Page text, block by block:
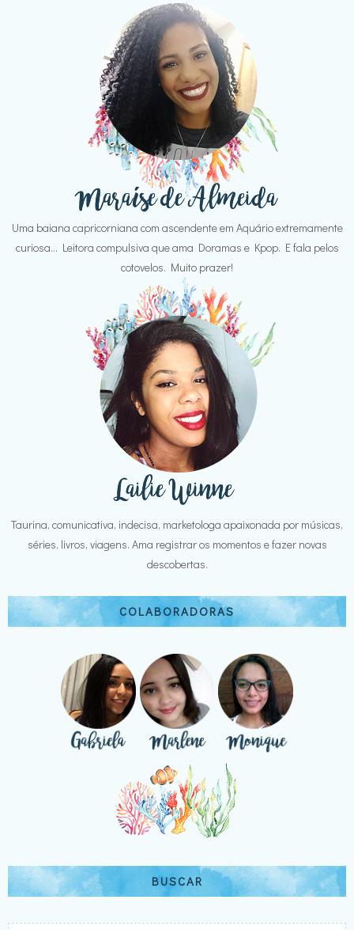
Uma baiana capricorniana com ascendente em Aquário extremamente
curiosa... Leitora compulsiva que ama Doramas e Kpop. E fala pelos
cotovelos. Muito prazer!
Taurina, comunicativa, indecisa, marketologa apaixonada por músicas,
séries, livros, viagens. Ama registrar os momentos e fazer novas
descobertas.
COLABORADORAS
BUSCAR